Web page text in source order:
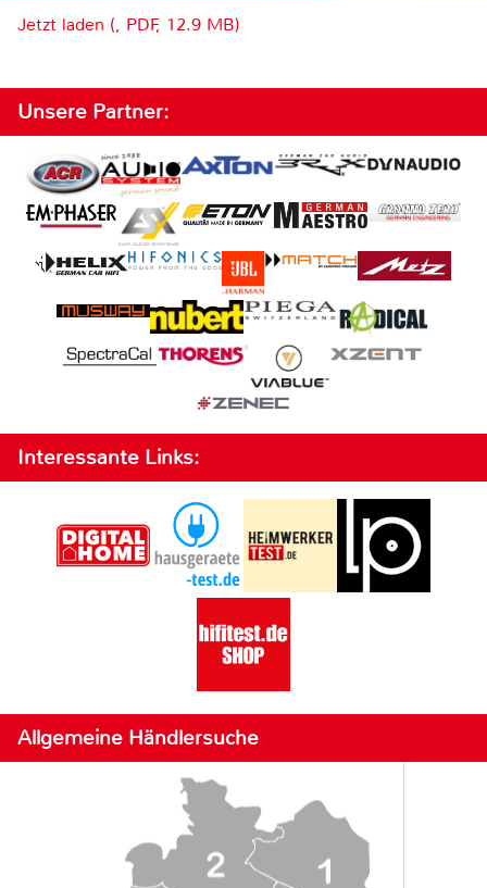
Jetzt laden (, PDF, 12.9 MB)
Unsere Partner:
Interessante Links:
Allgemeine Händlersuche